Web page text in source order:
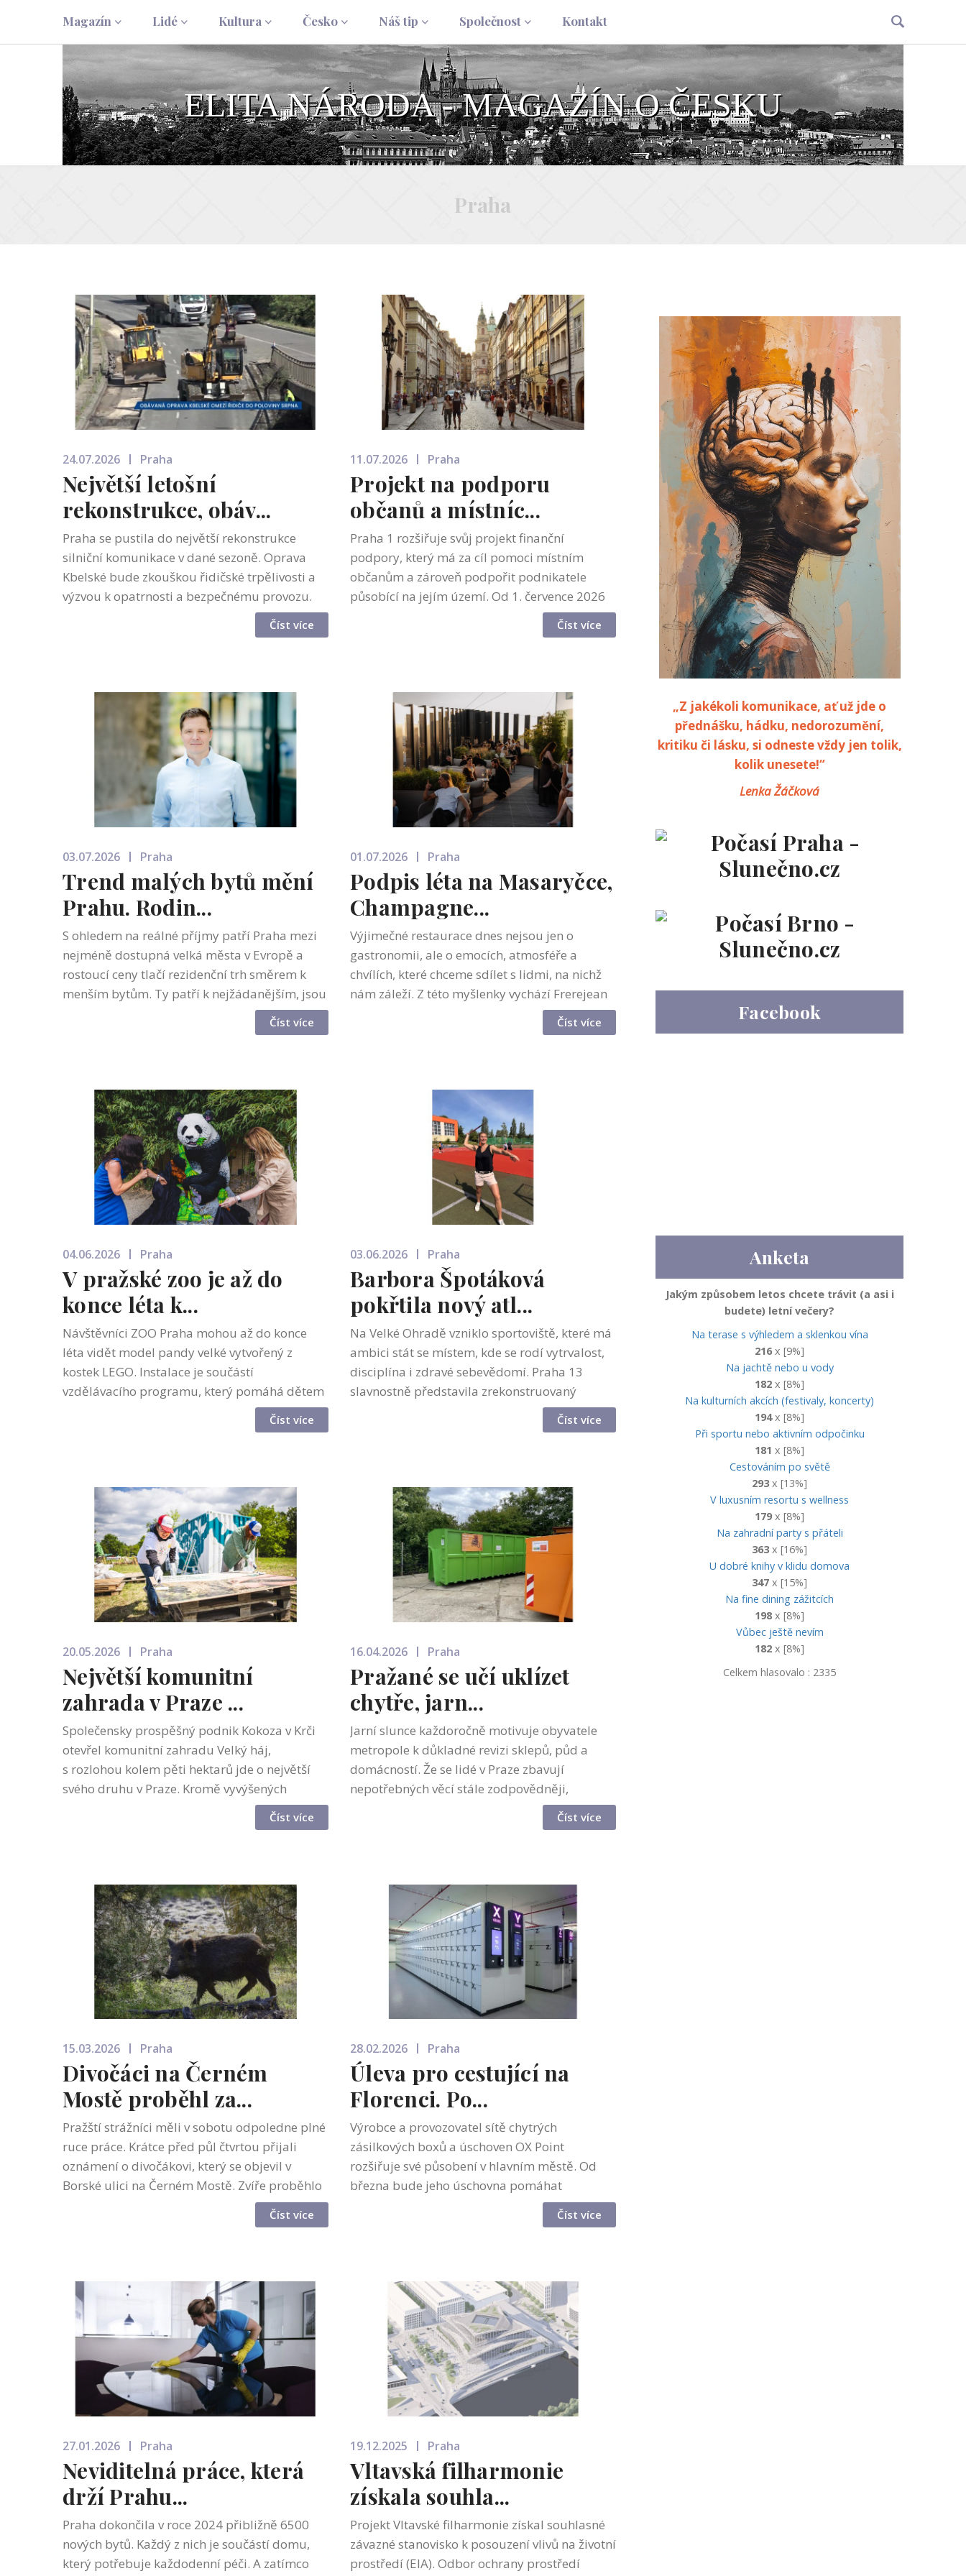
Magazín Lidé Kultura Česko Náš tip Společnost Kontakt
ELITA NÁRODA - MAGAZÍN O ČESKU
Praha
24.07.2026 Praha
Největší letošní
rekonstrukce, obáv...
Praha se pustila do největší rekonstrukce
silniční komunikace v dané sezoně. Oprava
Kbelské bude zkouškou řidičské trpělivosti a
výzvou k opatrnosti a bezpečnému provozu.
Barbora Lišková, tisková mluvčí TSK hl. m.
Prahy: „Po celou dobu stavby bude d...
Číst více
11.07.2026 Praha
Projekt na podporu
občanů a místníc...
Praha 1 rozšiřuje svůj projekt finanční
podpory, který má za cíl pomoci místním
občanům a zároveň podpořit podnikatele
působící na jejím území. Od 1. července 2026
se do programu mohou nově zapojit také
obyvatelé Prahy 1 starší 18 let. Registrace
Číst více
03.07.2026 Praha
Trend malých bytů mění
Prahu. Rodin...
S ohledem na reálné příjmy patří Praha mezi
nejméně dostupná velká města v Evropě a
rostoucí ceny tlačí rezidenční trh směrem k
menším bytům. Ty patří k nejžádanějším, jsou
snáze financovatelné a u nejmenších jednotek
Číst více
01.07.2026 Praha
Podpis léta na Masaryčce,
Champagne...
Výjimečné restaurace dnes nejsou jen o
gastronomii, ale o emocích, atmosféře a
chvílích, které chceme sdílet s lidmi, na nichž
nám záleží. Z této myšlenky vychází Frerejean
Frères Champagne Bar, nový letní koncept
restaurace REASON, který propojuje š...
Číst více
04.06.2026 Praha
V pražské zoo je až do
konce léta k...
Návštěvníci ZOO Praha mohou až do konce
léta vidět model pandy velké vytvořený z
kostek LEGO. Instalace je součástí
vzdělávacího programu, který pomáhá dětem
i rodičům lépe porozumět ochraně
ohrožených druhů. Panda velká patří mezi
Číst více
03.06.2026 Praha
Barbora Špotáková
pokřtila nový atl...
Na Velké Ohradě vzniklo sportoviště, které má
ambici stát se místem, kde se rodí vytrvalost,
disciplína i zdravé sebevědomí. Praha 13
slavnostně představila zrekonstruovaný
atletický areál u Základní školy a gymnázia
Janského. Patronkou projektu se s...
Číst více
20.05.2026 Praha
Největší komunitní
zahrada v Praze ...
Společensky prospěšný podnik Kokoza v Krči
otevřel komunitní zahradu Velký háj,
s rozlohou kolem pěti hektarů jde o největší
svého druhu v Praze. Kromě vyvýšených
záhonů, ovocných stromů a včelích úlů tu
sousedé najdou i výběh s koňmi nebo
Číst více
16.04.2026 Praha
Pražané se učí uklízet
chytře, jarn...
Jarní slunce každoročně motivuje obyvatele
metropole k důkladné revizi sklepů, půd a
domácností. Že se lidé v Praze zbavují
nepotřebných věcí stále zodpovědněji,
potvrzují čerstvá data Pražských služeb. V
loňském roce dosáhla návštěvnost deseti
Číst více
15.03.2026 Praha
Divočáci na Černém
Mostě proběhl za...
Pražští strážníci měli v sobotu odpoledne plné
ruce práce. Krátce před půl čtvrtou přijali
oznámení o divočákovi, který se objevil v
Borské ulici na Černém Mostě. Zvíře proběhlo
přes několik zahrad, kde se při úprku zranilo,
Číst více
28.02.2026 Praha
Úleva pro cestující na
Florenci. Po...
Výrobce a provozovatel sítě chytrých
zásilkových boxů a úschoven OX Point
rozšiřuje své působení v hlavním městě. Od
března bude jeho úschovna pomáhat
cestujícím na prestižní adrese – autobusovém
nádraží Florenc. "Chceme Čechům i cizincům
Číst více
27.01.2026 Praha
Neviditelná práce, která
drží Prahu...
Praha dokončila v roce 2024 přibližně 6500
nových bytů. Každý z nich je součástí domu,
který potřebuje každodenní péči. A zatímco
19.12.2025 Praha
Vltavská filharmonie
získala souhla...
Projekt Vltavské filharmonie získal souhlasné
závazné stanovisko k posouzení vlivů na životní
prostředí (EIA). Odbor ochrany prostředí
„Z jakékoli komunikace, ať už jde o
přednášku, hádku, nedorozumění,
kritiku či lásku, si odneste vždy jen tolik,
kolik unesete!“
Lenka Žáčková
Facebook
Anketa
Jakým způsobem letos chcete trávit (a asi i
budete) letní večery?
Na terase s výhledem a sklenkou vína
216 x [9%]
Na jachtě nebo u vody
182 x [8%]
Na kulturních akcích (festivaly, koncerty)
194x [8%]
Při sportu nebo aktivním odpočinku
181 x [8%]
Cestováním po světě
293 x [13%]
V luxusním resortu s wellness
179 x [8%]
Na zahradní party s přáteli
363 x [16%]
U dobré knihy v klidu domova
347 x [15%]
Na fine dining zážitcích
198 x [8%]
Vůbec ještě nevím
182 x [8%]
Celkem hlasovalo : 2335